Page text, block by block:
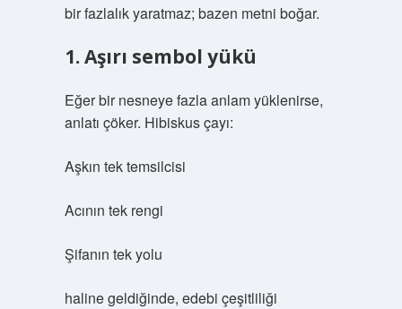
bir fazlalık yaratmaz; bazen metni boğar.
1. Aşırı sembol yükü
Eğer bir nesneye fazla anlam yüklenirse,
anlatı çöker. Hibiskus çayı:
Aşkın tek temsilcisi
Acının tek rengi
Şifanın tek yolu
haline geldiğinde, edebi çeşitliliği